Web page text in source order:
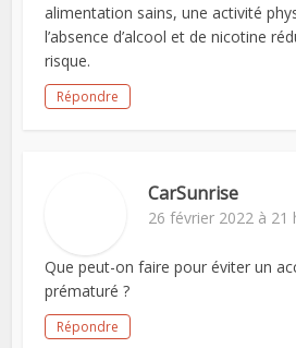
alimentation sains, une activité
l’absence d’alcool et de nicotine
risque.
Répondre
CarSunrise
26 février 2022 à 21
Que peut-on faire pour éviter un
prématuré ?
Répondre